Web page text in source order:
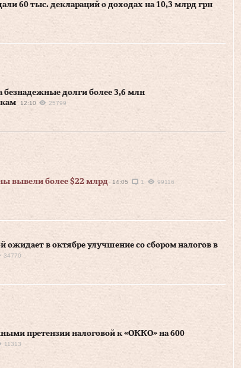
60 тыс. деклараций о доходах на 10,3 млрд грн
безнадежные долги более 3,6 млн
12:10 25799
вывели более $22 млрд
14:05 1 99116
ожидает в октябре улучшение со сбором налогов в
34770
претензии налоговой к «ОККО» на 600
11313